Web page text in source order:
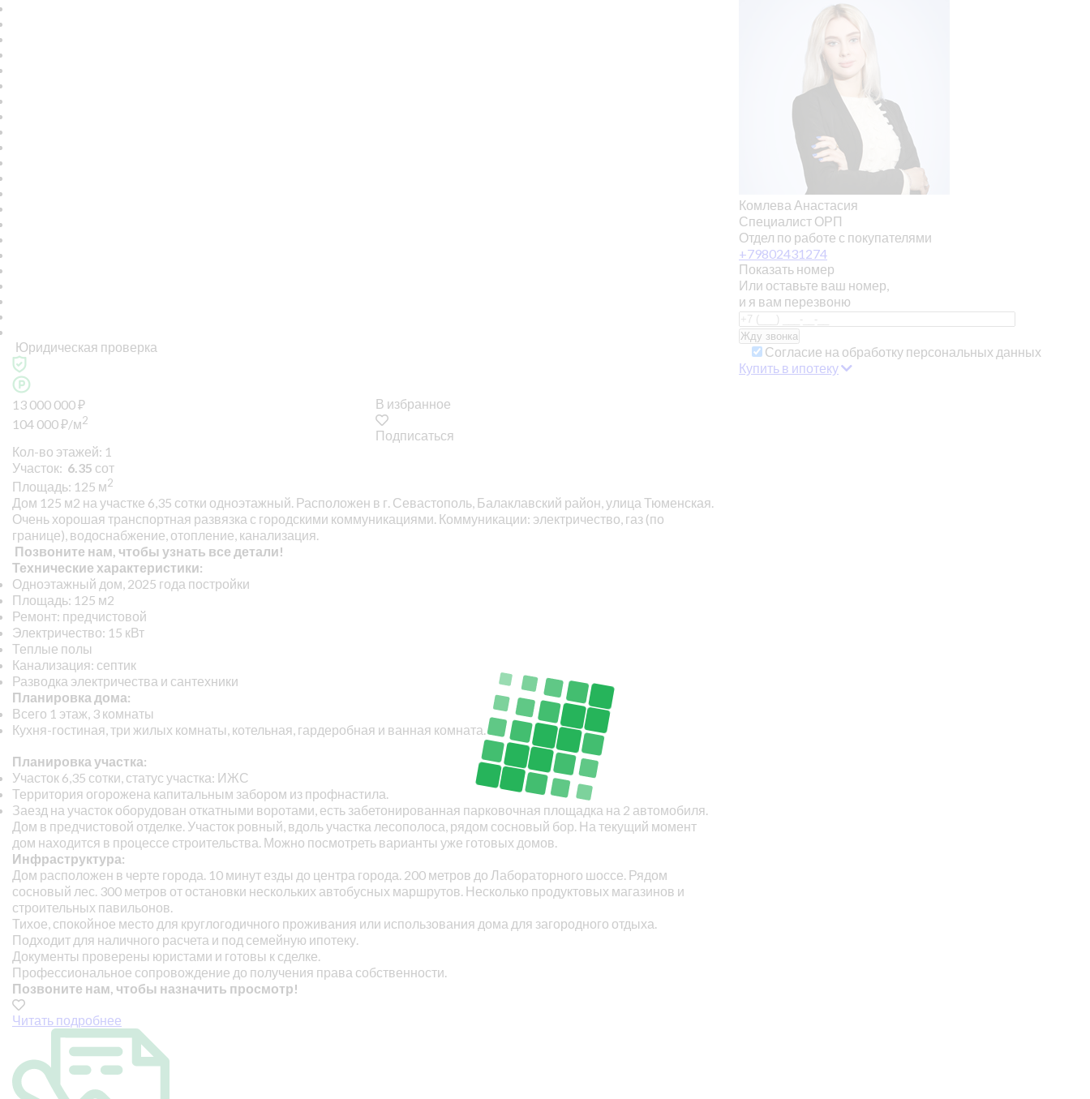
Юридическая проверка
13 000 000₽
104 000₽/м2
В избранное
Подписаться
Кол-во этажей: 1
Участок: 6.35 сот
Площадь: 125 м2
Дом 125 м2 на участке 6,35 сотки одноэтажный. Расположен в г. Севастополь, Балаклавский район, улица Тюменская.
Очень хорошая транспортная развязка с городскими коммуникациями. Коммуникации: электричество, газ (по
границе), водоснабжение, отопление, канализация.
Позвоните нам, чтобы узнать все детали!
Технические характеристики:
Одноэтажный дом, 2025 года постройки
Площадь: 125 м2
Ремонт: предчистовой
Электричество: 15 кВт
Теплые полы
Канализация: септик
Разводка электричества и сантехники
Планировка дома:
Всего 1 этаж, 3 комнаты
Кухня-гостиная, три жилых комнаты, котельная, гардеробная и ванная комната.
Планировка участка:
Участок 6,35 сотки, статус участка: ИЖС
Территория огорожена капитальным забором из профнастила.
Заезд на участок оборудован откатными воротами, есть забетонированная парковочная площадка на 2 автомобиля.
Дом в предчистовой отделке. Участок ровный, вдоль участка лесополоса, рядом сосновый бор. На текущий момент
дом находится в процессе строительства. Можно посмотреть варианты уже готовых домов.
Инфраструктура:
Дом расположен в черте города. 10 минут езды до центра города. 200 метров до Лабораторного шоссе. Рядом
сосновый лес. 300 метров от остановки нескольких автобусных маршрутов. Несколько продуктовых магазинов и
строительных павильонов.
Тихое, спокойное место для круглогодичного проживания или использования дома для загородного отдыха.
Подходит для наличного расчета и под семейную ипотеку.
Документы проверены юристами и готовы к сделке.
Профессиональное сопровождение до получения права собственности.
Позвоните нам, чтобы назначить просмотр!
Читать подробнее
Комлева Анастасия
Специалист ОРП
Отдел по работе с покупателями
+79802431274
Показать номер
Или оставьте ваш номер,
и я вам перезвоню
Согласие на обработку персональных данных
Купить в ипотеку